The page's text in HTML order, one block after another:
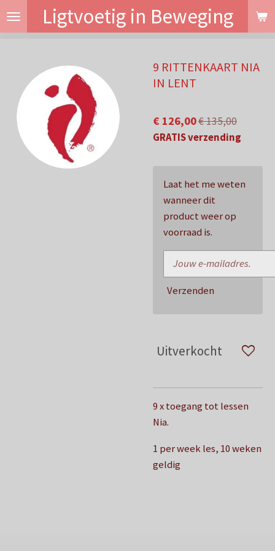
Ga
hoofdinhoud
Ligtvoetig in Beweging
9 RITTENKAART NIA
IN LENT
€ 126,00€ 135,00
GRATIS verzending
Laat het me weten
wanneer dit
product weer op
voorraad is.
Verzenden
Uitverkocht
9 x toegang tot lessen
Nia.
1 per week les, 10 weken
geldig